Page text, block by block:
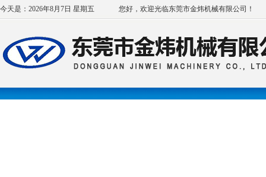
今天是：2026年8月7日 星期五 您好，欢迎光临东莞市金炜机械有限公司！